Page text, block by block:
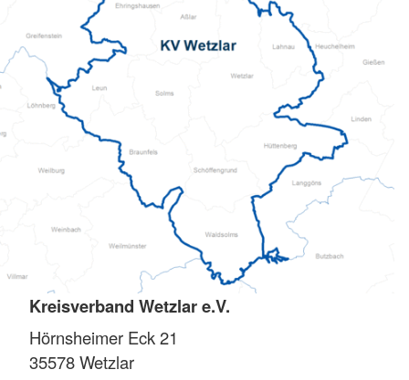
Kreisverband Wetzlar e.V.
Hörnsheimer Eck 21
35578Wetzlar